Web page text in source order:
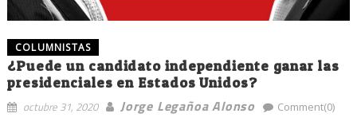
COLUMNISTAS
¿Puede un candidato independiente ganar las
presidenciales en Estados Unidos?
octubre 31, 2020 Jorge Legañoa Alonso Comment(0)